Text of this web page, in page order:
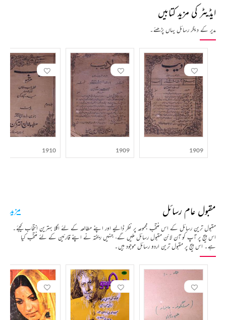
ایڈیٹر کی مزید کتابیں
مدیر کے دیگر رسائل یہاں پڑھئے۔
1909
1909
1910
مقبول عام رسائل
مقبول ترین رسائل کے اس منتخب مجموعہ پر نظر ڈالیے اور اپنے مطالعہ کے لئے اگلا بہترین انتخاب کیجئے۔
اس پیج پر آپ کو آن لائن مقبول رسائل ملیں گے، جنہیں ریختہ نے اپنے قارئین کے لئے منتخب کیا
ہے۔ اس پیج پر مقبول ترین اردو رسائل موجود ہیں۔
مزید